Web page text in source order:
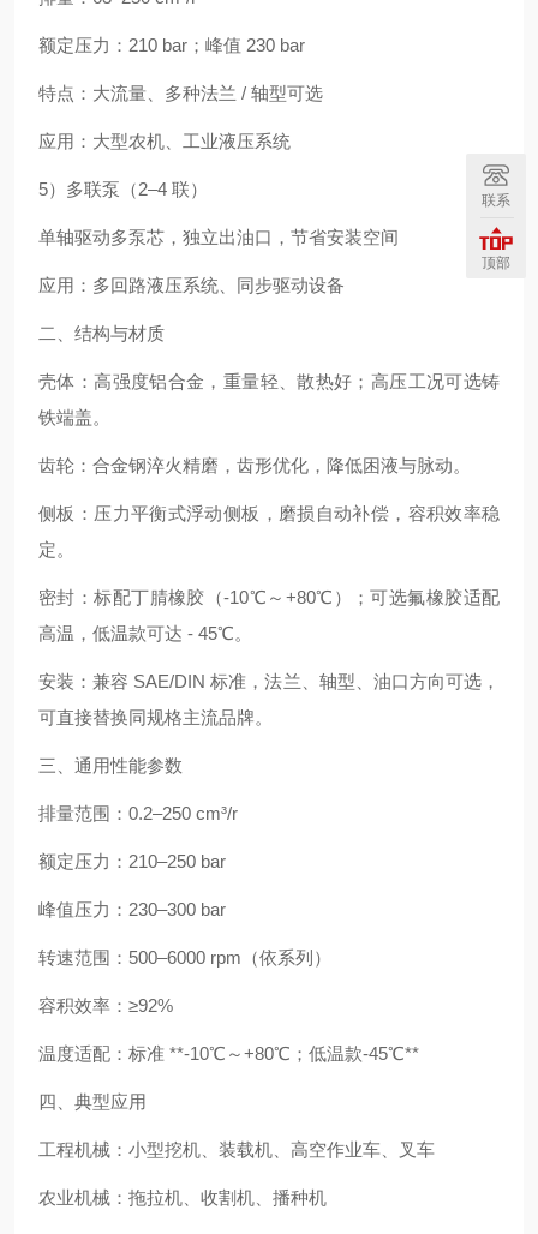
额定压力：210 bar；峰值 230 bar
特点：大流量、多种法兰 / 轴型可选
应用：大型农机、工业液压系统
5）多联泵（2–4 联）
单轴驱动多泵芯，独立出油口，节省安装空间
应用：多回路液压系统、同步驱动设备
二、结构与材质
壳体：高强度铝合金，重量轻、散热好；高压工况可选铸
铁端盖。
齿轮：合金钢淬火精磨，齿形优化，降低困液与脉动。
侧板：压力平衡式浮动侧板，磨损自动补偿，容积效率稳
定。
密封：标配丁腈橡胶（-10℃～+80℃）；可选氟橡胶适配
高温，低温款可达 - 45℃。
安装：兼容 SAE/DIN 标准，法兰、轴型、油口方向可选，
可直接替换同规格主流品牌。
三、通用性能参数
排量范围：0.2–250 cm³/r
额定压力：210–250 bar
峰值压力：230–300 bar
转速范围：500–6000 rpm（依系列）
容积效率：≥92%
温度适配：标准 **-10℃～+80℃；低温款-45℃**
四、典型应用
工程机械：小型挖机、装载机、高空作业车、叉车
农业机械：拖拉机、收割机、播种机
联系
顶部